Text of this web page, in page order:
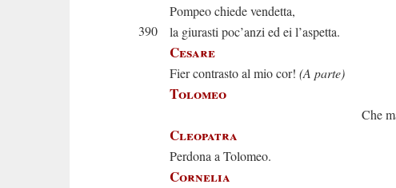
Pompeo chiede vendetta,
390
la giurasti poc’anzi ed ei l’aspetta.
Cesare
Fier contrasto al mio cor! (A parte)
Tolomeo
Che mai
Cleopatra
Perdona a Tolomeo.
Cornelia